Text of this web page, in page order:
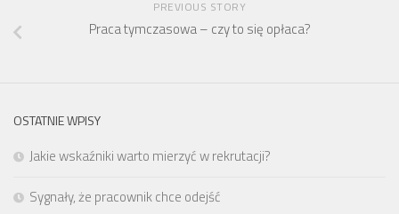
PREVIOUS STORY
Praca tymczasowa – czy to się opłaca?
OSTATNIE WPISY
Jakie wskaźniki warto mierzyć w rekrutacji?
Sygnały, że pracownik chce odejść